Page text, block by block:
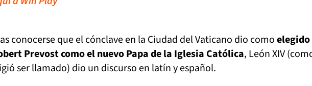
conocerse que el cónclave en la Ciudad del Vaticano dio comoelegido
Prevost como el nuevo Papa de la Iglesia Católica, León XIV
ser llamado) dio un discurso en latín y español.